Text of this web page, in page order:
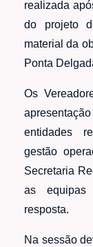
realizada
do projeto
material da
Ponta
Os
entidades
gestão
Secretaria
as equipas
resposta.
Na sessão